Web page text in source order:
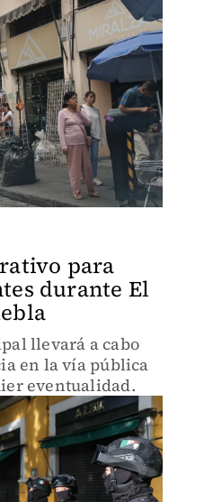
para
durante El
llevará a cabo
en la vía pública
eventualidad.